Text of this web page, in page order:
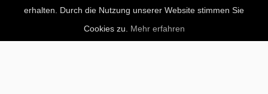
erhalten. Durch die Nutzung unserer Website stimmen Sie
Cookies zu. Mehr erfahren